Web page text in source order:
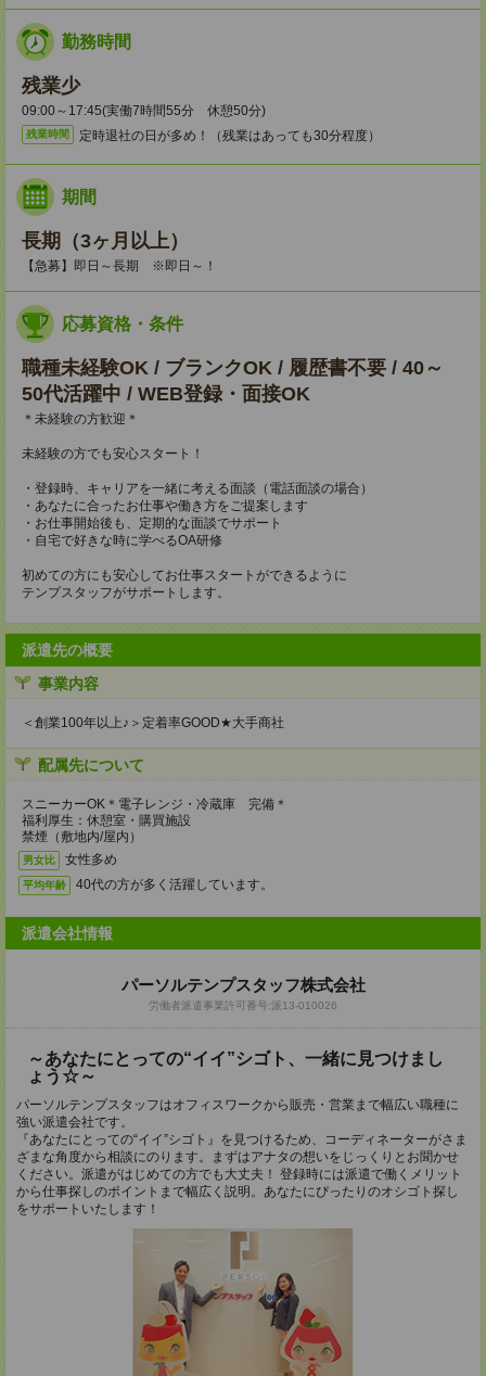
勤務時間
残業少
09:00～17:45(実働7時間55分 休憩50分)
残業時間 定時退社の日が多め！（残業はあっても30分程度）
期間
長期（3ヶ月以上）
【急募】即日～長期 ※即日～！
応募資格・条件
職種未経験OK / ブランクOK / 履歴書不要 / 40～
50代活躍中 / WEB登録・面接OK
＊未経験の方歓迎＊
未経験の方でも安心スタート！
・登録時、キャリアを一緒に考える面談（電話面談の場合）
・あなたに合ったお仕事や働き方をご提案します
・お仕事開始後も、定期的な面談でサポート
・自宅で好きな時に学べるOA研修
初めての方にも安心してお仕事スタートができるように
テンプスタッフがサポートします。
派遣先の概要
事業内容
＜創業100年以上♪＞定着率GOOD★大手商社
配属先について
スニーカーOK＊電子レンジ・冷蔵庫 完備＊
福利厚生：休憩室・購買施設
禁煙（敷地内/屋内）
男女比 女性多め
平均年齢 40代の方が多く活躍しています。
派遣会社情報
パーソルテンプスタッフ株式会社
労働者派遣事業許可番号:派13-010026
～あなたにとっての“イイ”シゴト、一緒に見つけまし
ょう☆～
パーソルテンプスタッフはオフィスワークから販売・営業まで幅広い職種に
強い派遣会社です。
『あなたにとっての“イイ”シゴト』を見つけるため、コーディネーターがさま
ざまな角度から相談にのります。まずはアナタの想いをじっくりとお聞かせ
ください。派遣がはじめての方でも大丈夫！ 登録時には派遣で働くメリット
から仕事探しのポイントまで幅広く説明。あなたにぴったりのオシゴト探し
をサポートいたします！